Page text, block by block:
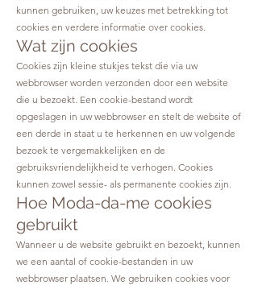
kunnen gebruiken, uw keuzes met betrekking tot
cookies en verdere informatie over cookies.
Wat zijn cookies
Cookies zijn kleine stukjes tekst die via uw
webbrowser worden verzonden door een website
die u bezoekt. Een cookie-bestand wordt
opgeslagen in uw webbrowser en stelt de website of
een derde in staat u te herkennen en uw volgende
bezoek te vergemakkelijken en de
gebruiksvriendelijkheid te verhogen. Cookies
kunnen zowel sessie- als permanente cookies zijn.
Hoe Moda-da-me cookies
gebruikt
Wanneer u de website gebruikt en bezoekt, kunnen
we een aantal of cookie-bestanden in uw
webbrowser plaatsen. We gebruiken cookies voor